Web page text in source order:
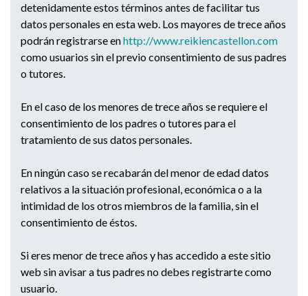
detenidamente estos términos antes de facilitar tus
datos personales en esta web. Los mayores de trece años
podrán registrarse enhttp://www.reikiencastellon.com
como usuarios sin el previo consentimiento de sus padres
o tutores.
En el caso de los menores de trece años se requiere el
consentimiento de los padres o tutores para el
tratamiento de sus datos personales.
En ningún caso se recabarán del menor de edad datos
relativos a la situación profesional, económica o a la
intimidad de los otros miembros de la familia, sin el
consentimiento de éstos.
Si eres menor de trece años y has accedido a este sitio
web sin avisar a tus padres no debes registrarte como
usuario.